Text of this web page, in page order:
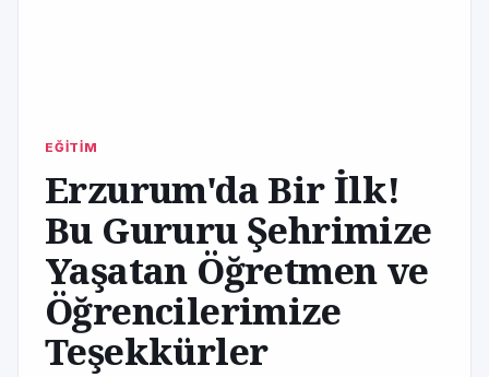
EĞİTİM
Erzurum'da Bir İlk!
Bu Gururu Şehrimize
Yaşatan Öğretmen ve
Öğrencilerimize
Teşekkürler